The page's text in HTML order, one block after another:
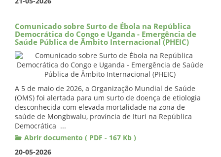
Comunicado sobre Surto de Ébola na República
Democrática do Congo e Uganda - Emergência de
Saúde Pública de Âmbito Internacional (PHEIC)
A 5 de maio de 2026, a Organização Mundial de Saúde
(OMS) foi alertada para um surto de doença de etiologia
desconhecida com elevada mortalidade na zona de
saúde de Mongbwalu, província de Ituri na República
Democrática ...
Abrir documento ( PDF - 167 Kb )
20-05-2026